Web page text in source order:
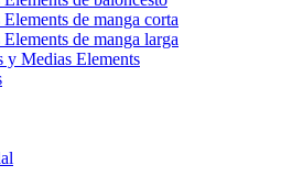
de manga corta
de manga larga
y Medias Elements